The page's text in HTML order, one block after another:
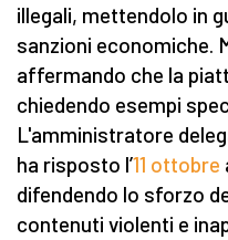
illegali, mettendolo in
sanzioni economiche.
affermando che la
chiedendo esempi
L'amministratore
ha risposto l’11 ottobre
difendendo lo sforzo
contenuti violenti e